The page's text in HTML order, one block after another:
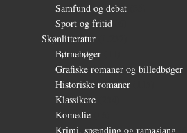
Samfund og debat
Sport og fritid
Skønlitteratur
Børnebøger
Grafiske romaner og billedbøger
Historiske romaner
Klassikere
Komedie
Krimi, spænding og ramasjang